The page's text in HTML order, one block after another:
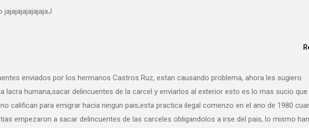
jajajajajajajajaJ
enviados por los hermanos Castros Ruz, estan causando problema, ahora les sugiero
lacra humana,sacar delincuentes de la carcel y enviarlos al exterior esto es lo mas sucio que
califican para emigrar hacia ningun pais,esta practica ilegal comenzo en el ano de 1980
empezaron a sacar delincuentes de las carceles obligandolos a irse del pais, lo mismo han